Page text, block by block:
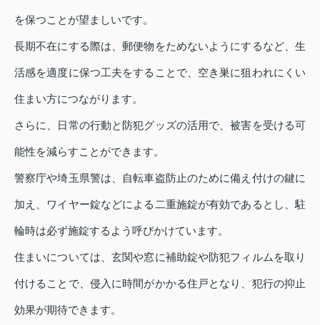
を保つことが望ましいです。
長期不在にする際は、郵便物をためないようにするなど、生
活感を適度に保つ工夫をすることで、空き巣に狙われにくい
住まい方につながります。
さらに、日常の行動と防犯グッズの活用で、被害を受ける可
能性を減らすことができます。
警察庁や埼玉県警は、自転車盗防止のために備え付けの鍵に
加え、ワイヤー錠などによる二重施錠が有効であるとし、駐
輪時は必ず施錠するよう呼びかけています。
住まいについては、玄関や窓に補助錠や防犯フィルムを取り
付けることで、侵入に時間がかかる住戸となり、犯行の抑止
効果が期待できます。